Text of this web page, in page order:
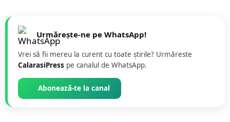
Urmărește-ne pe WhatsApp!
Vrei să fii mereu la curent cu toate știrile? Urmăreste
CalarasiPress pe canalul de WhatsApp.
Abonează-te la canal